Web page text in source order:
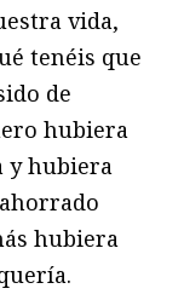
vida,
tenéis que
de
hubiera
y hubiera
hubiera